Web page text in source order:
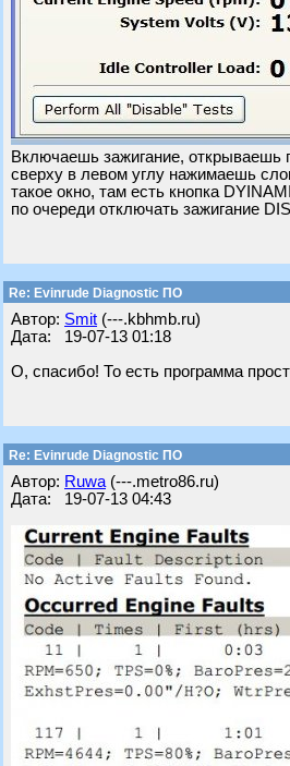
Включаешь зажигание, открываешь
сверху в левом углу нажимаешь
такое окно, там есть кнопка
по очереди отключать зажигание
Re: Evinrude Diagnostic ПО
Автор: Smit (---.kbhmb.ru)
Дата: 19-07-13 01:18
О, спасибо! То есть программа
Re: Evinrude Diagnostic ПО
Автор: Ruwa (---.metro86.ru)
Дата: 19-07-13 04:43